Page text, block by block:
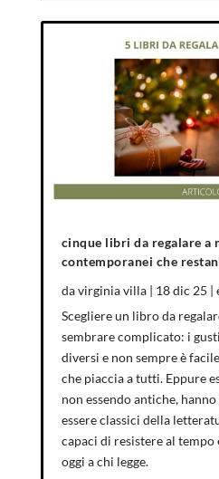
cinque libri da regalare a
contemporanei che
davirginia villa| 18 dic 25 |
Scegliere un libro da
sembrare complicato: i
diversi e non sempre è
che piaccia a tutti. Eppure
non essendo antiche,
essere classici della
capaci di resistere al tempo
oggi a chi legge.